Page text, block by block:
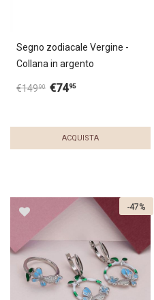
Segno zodiacale Vergine -
Collana in argento
€14990 €7495
ACQUISTA
-47%